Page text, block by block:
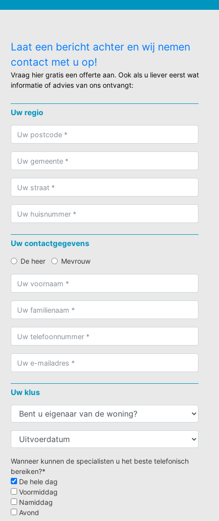
Laat een bericht achter en wij nemen
contact met u op!
Vraag hier gratis een offerte aan. Ook als u liever eerst wat
informatie of advies van ons ontvangt:
Uw regio
Uw contactgegevens
De heer Mevrouw
Uw klus
Wanneer kunnen de specialisten u het beste telefonisch
bereiken?*
De hele dag
Voormiddag
Namiddag
Avond